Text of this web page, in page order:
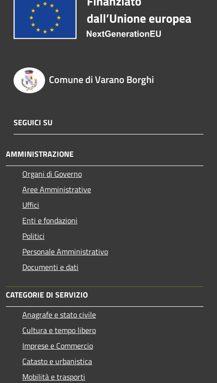
Comune di Varano Borghi
SEGUICI SU
AMMINISTRAZIONE
Organi di Governo
Aree Amministrative
Uffici
Enti e fondazioni
Politici
Personale Amministrativo
Documenti e dati
CATEGORIE DI SERVIZIO
Anagrafe e stato civile
Cultura e tempo libero
Imprese e Commercio
Catasto e urbanistica
Mobilità e trasporti